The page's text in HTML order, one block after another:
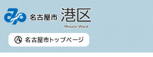
名古屋市 トップページ